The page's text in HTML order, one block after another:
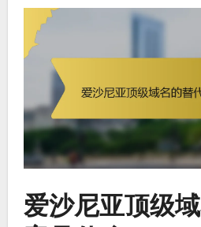
爱沙尼亚顶级